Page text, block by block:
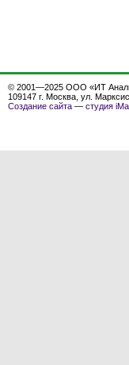
© 2001—2025 ООО «ИТ
109147 г. Москва, ул.
Создание сайта — студия